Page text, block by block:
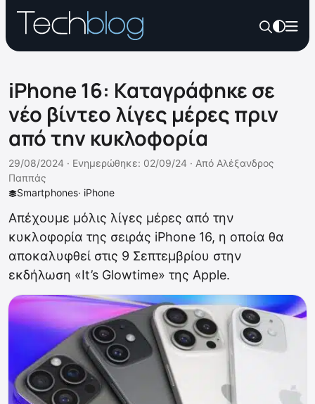
iPhone 16: Καταγράφηκε σε
νέο βίντεο λίγες μέρες πριν
από την κυκλοφορία
Smartphones· iPhone
29/08/2024 · Ενημερώθηκε: 02/09/24 · Από Αλέξανδρος
Παππάς
Απέχουμε μόλις λίγες μέρες από την
κυκλοφορία της σειράς iPhone 16, η οποία θα
αποκαλυφθεί στις 9 Σεπτεμβρίου στην
εκδήλωση «It’s Glowtime» της Apple.